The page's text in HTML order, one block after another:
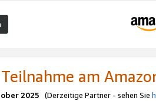
am
2025 (Derzeitige Partner - sehen Sie